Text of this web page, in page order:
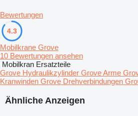
Ähnliche Anzeigen
Bewertungen
4.3
Mobilkrane Grove
10 Bewertungen ansehen
Mobilkran Ersatzteile
Grove Hydraulikzylinder Grove Arme
Kranwinden Grove Drehverbindungen